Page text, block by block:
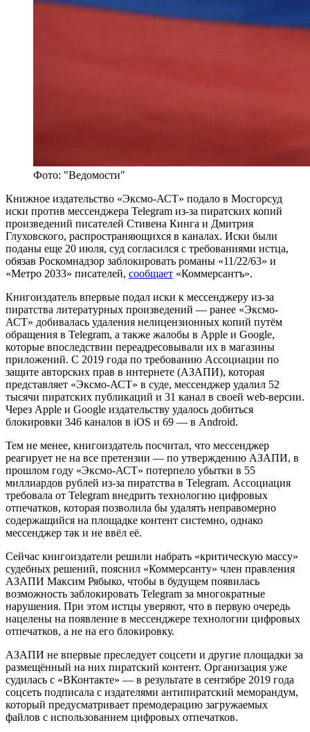
Фото: "Ведомости"
Книжное издательство «Эксмо-АСТ» подало в Мосгорсуд
иски против мессенджера Telegram из-за пиратских копий
произведений писателей Стивена Кинга и Дмитрия
Глуховского, распространяющихся в каналах. Иски были
поданы еще 20 июля, суд согласился с требованиями истца,
обязав Роскомнадзор заблокировать романы «11/22/63» и
«Метро 2033» писателей, сообщает «Коммерсантъ».
Книгоиздатель впервые подал иски к мессенджеру из-за
пиратства литературных произведений — ранее «Эксмо-
АСТ» добивалась удаления нелицензионных копий путём
обращения в Telegram, а также жалобы в Apple и Google,
которые впоследствии переадресовывали их в магазины
приложений. С 2019 года по требованию Ассоциации по
защите авторских прав в интернете (АЗАПИ), которая
представляет «Эксмо-АСТ» в суде, мессенджер удалил 52
тысячи пиратских публикаций и 31 канал в своей web-версии.
Через Apple и Google издательству удалось добиться
блокировки 346 каналов в iOS и 69 — в Android.
Тем не менее, книгоиздатель посчитал, что мессенджер
реагирует не на все претензии — по утверждению АЗАПИ, в
прошлом году «Эксмо-АСТ» потерпело убытки в 55
миллиардов рублей из-за пиратства в Telegram. Ассоциация
требовала от Telegram внедрить технологию цифровых
отпечатков, которая позволила бы удалять неправомерно
содержащийся на площадке контент системно, однако
мессенджер так и не ввёл её.
Сейчас книгоиздатели решили набрать «критическую массу»
судебных решений, пояснил «Коммерсанту» член правления
АЗАПИ Максим Рябыко, чтобы в будущем появилась
возможность заблокировать Telegram за многократные
нарушения. При этом истцы уверяют, что в первую очередь
нацелены на появление в мессенджере технологии цифровых
отпечатков, а не на его блокировку.
АЗАПИ не впервые преследует соцсети и другие площадки за
размещённый на них пиратский контент. Организация уже
судилась с «ВКонтакте» — в результате в сентябре 2019 года
соцсеть подписала с издателями антипиратский меморандум,
который предусматривает премодерацию загружаемых
файлов с использованием цифровых отпечатков.